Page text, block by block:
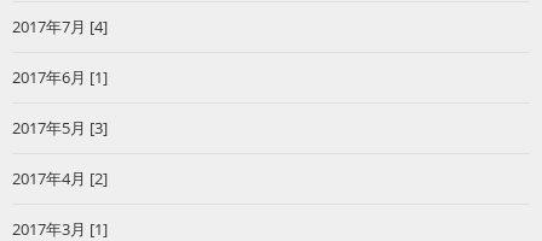
2017年7月 [4]
2017年6月 [1]
2017年5月 [3]
2017年4月 [2]
2017年3月 [1]